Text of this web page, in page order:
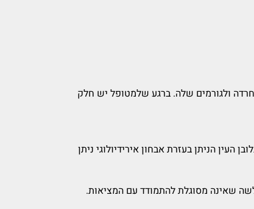
ולגורמים שלה. ברגע שלמטופל יש חלק
הניתן בעזרת אבחון אירידיולוגי ניתן
שאינה מסוגלת להתמודד עם המציאות.